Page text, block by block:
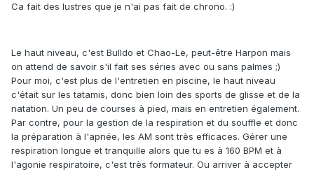
Ca fait des lustres que je n'ai pas fait de chrono. :)
Le haut niveau, c'est Bulldo et Chao-Le, peut-être Harpon mais
on attend de savoir s'il fait ses séries avec ou sans palmes ;)
Pour moi, c'est plus de l'entretien en piscine, le haut niveau
c'était sur les tatamis, donc bien loin des sports de glisse et de la
natation. Un peu de courses à pied, mais en entretien également.
Par contre, pour la gestion de la respiration et du souffle et donc
la préparation à l'apnée, les AM sont très efficaces. Gérer une
respiration longue et tranquille alors que tu es à 160 BPM et à
l'agonie respiratoire, c'est très formateur. Ou arriver à accepter